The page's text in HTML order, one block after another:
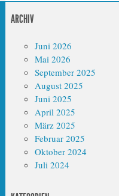
ARCHIV
Juni 2026
Mai 2026
September 2025
August 2025
Juni 2025
April 2025
März 2025
Februar 2025
Oktober 2024
Juli 2024